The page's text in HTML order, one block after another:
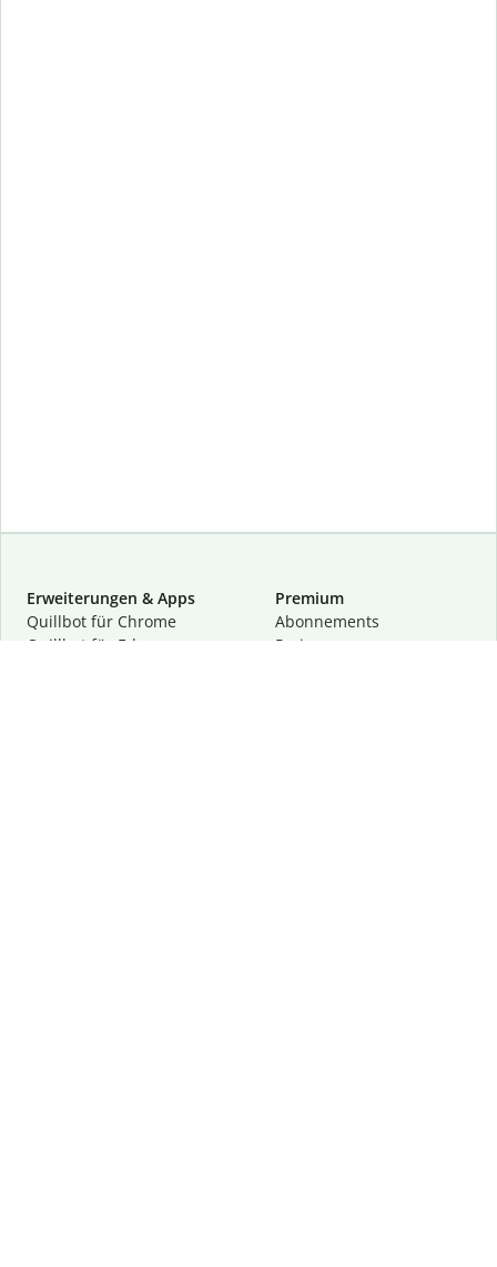
Erweiterungen & Apps
Quillbot für Chrome
Quillbot für Edge
Premium
Abon­ne­ments
Preise